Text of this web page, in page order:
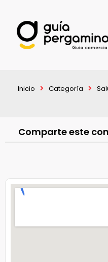
Inicio Categoría
Comparte este